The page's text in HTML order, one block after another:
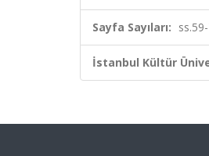
Sayfa Sayıları:
İstanbul Kültür